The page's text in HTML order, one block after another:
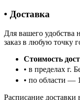
• Доставка
Для вашего удобства
заказ в любую точку
Стоимость
• в пределах г.
• по области —
Расписание